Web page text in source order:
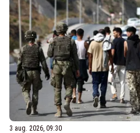
3 aug. 2026, 09:30